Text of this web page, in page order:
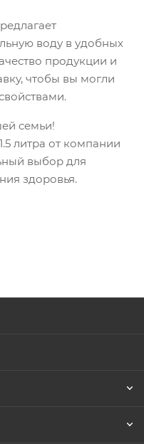
воду в удобных
продукции и
чтобы вы могли
семьи!
литра от компании
выбор для
здоровья.